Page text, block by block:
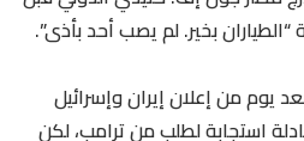
بخير. لم يصب أحد بأذى”.
يوم من إعلان إيران وإسرائيل
استجابة لطلب من ترامب، لكن